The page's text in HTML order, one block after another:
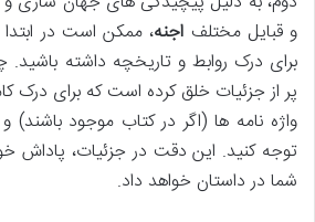
و قبایل مختلف اجنه، ممکن است در ابتدا
برای درک روابط و تاریخچه داشته باشید.
پر از جزئیات خلق کرده است که برای درک
واژه نامه ها (اگر در کتاب موجود باشند)
توجه کنید. این دقت در جزئیات، پاداش
شما در داستان خواهد داد.